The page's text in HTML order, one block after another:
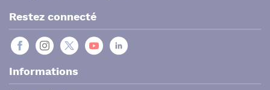
Restez connecté
Informations